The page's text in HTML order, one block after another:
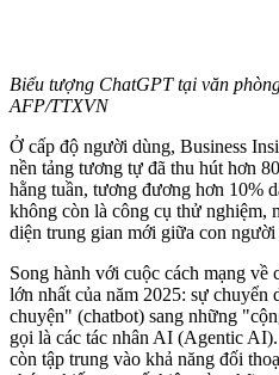
Biểu tượng ChatGPT tại văn
AFP/TTXVN
Ở cấp độ người dùng, Business
nền tảng tương tự đã thu hút hơn
hằng tuần, tương đương hơn 10%
không còn là công cụ thử nghiệm,
diện trung gian mới giữa con người
Song hành với cuộc cách mạng
lớn nhất của năm 2025: sự
chuyện" (chatbot) sang những
gọi là các tác nhân AI (Agentic
còn tập trung vào khả năng đối